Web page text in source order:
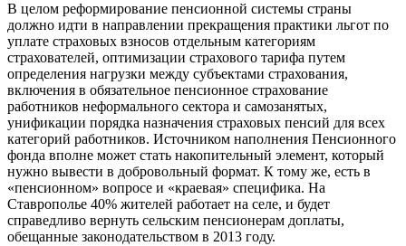
В целом реформирование пенсионной системы страны
должно идти в направлении прекращения практики льгот по
уплате страховых взносов отдельным категориям
страхователей, оптимизации страхового тарифа путем
определения нагрузки между субъектами страхования,
включения в обязательное пенсионное страхование
работников неформального сектора и самозанятых,
унификации порядка назначения страховых пенсий для всех
категорий работников. Источником наполнения Пенсионного
фонда вполне может стать накопительный элемент, который
нужно вывести в добровольный формат. К тому же, есть в
«пенсионном» вопросе и «краевая» специфика. На
Ставрополье 40% жителей работает на селе, и будет
справедливо вернуть сельским пенсионерам доплаты,
обещанные законодательством в 2013 году.